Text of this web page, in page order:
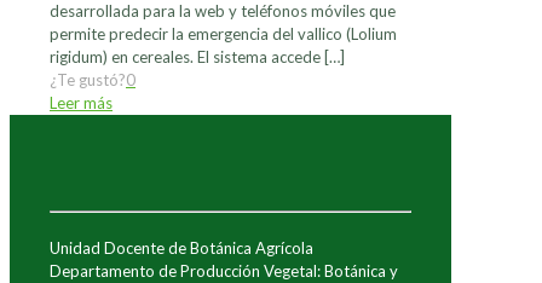
desarrollada para la web y teléfonos móviles que
permite predecir la emergencia del vallico (Lolium
rigidum) en cereales. El sistema accede […]
¿Te gustó?0
Leer más
Unidad Docente de Botánica Agrícola
Departamento de Producción Vegetal: Botánica y